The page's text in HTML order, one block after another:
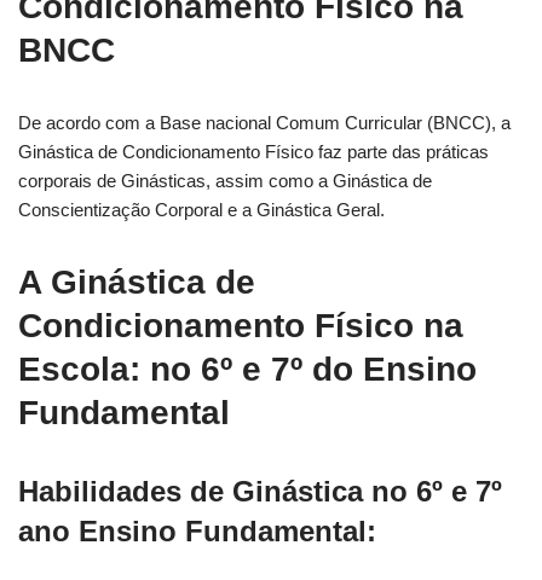
BNCC
De acordo com a Base nacional Comum Curricular (BNCC), a
Ginástica de Condicionamento Físico faz parte das práticas
corporais de Ginásticas, assim como a Ginástica de
Conscientização Corporal e a Ginástica Geral.
A Ginástica de
Condicionamento Físico na
Escola: no 6º e 7º do Ensino
Fundamental
Habilidades de Ginástica no 6º e 7º
ano Ensino Fundamental: